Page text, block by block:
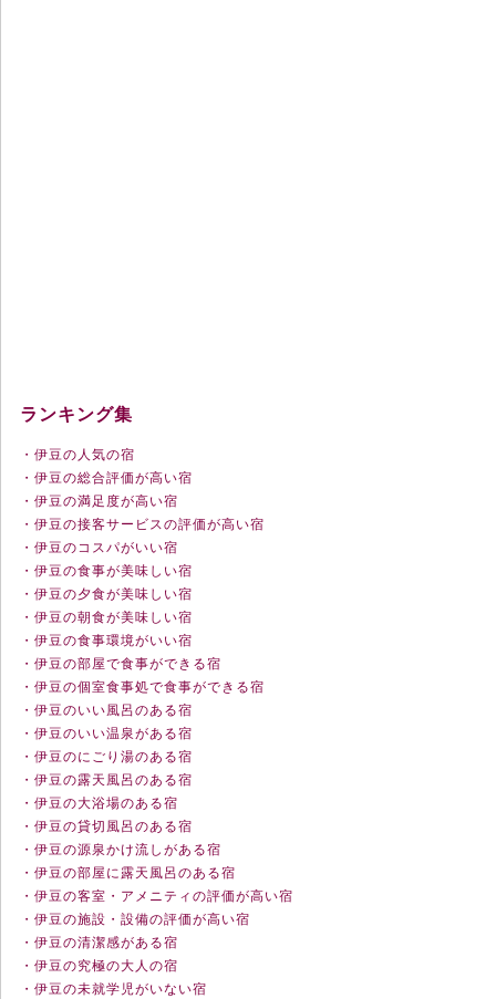
ランキング集
・伊豆の人気の宿
・伊豆の総合評価が高い宿
・伊豆の満足度が高い宿
・伊豆の接客サービスの評価が高い宿
・伊豆のコスパがいい宿
・伊豆の食事が美味しい宿
・伊豆の夕食が美味しい宿
・伊豆の朝食が美味しい宿
・伊豆の食事環境がいい宿
・伊豆の部屋で食事ができる宿
・伊豆の個室食事処で食事ができる宿
・伊豆のいい風呂のある宿
・伊豆のいい温泉がある宿
・伊豆のにごり湯のある宿
・伊豆の露天風呂のある宿
・伊豆の大浴場のある宿
・伊豆の貸切風呂のある宿
・伊豆の源泉かけ流しがある宿
・伊豆の部屋に露天風呂のある宿
・伊豆の客室・アメニティの評価が高い宿
・伊豆の施設・設備の評価が高い宿
・伊豆の清潔感がある宿
・伊豆の究極の大人の宿
・伊豆の未就学児がいない宿